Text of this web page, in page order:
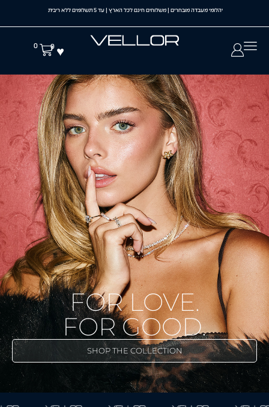
יהלומי מעבדה מובחרים | משלוחים חינם לכל הארץ | עד 5 תשלומים ללא ריבית
0
0
FOR LOVE.
FOR GOOD.
SHOP THE COLLECTION